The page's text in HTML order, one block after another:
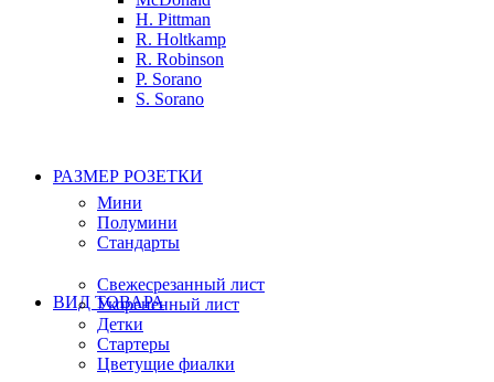
H. Pittman
R. Holtkamp
R. Robinson
P. Sorano
S. Sorano
РАЗМЕР РОЗЕТКИ
Мини
Полумини
Стандарты
ВИД ТОВАРА
Свежесрезанный лист
Укорененный лист
Детки
Стартеры
Цветущие фиалки